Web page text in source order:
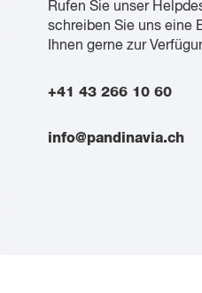
Rufen Sie unser
schreiben Sie uns eine
Ihnen gerne zur
+41 43 266 10 60
info@pandinavia.ch